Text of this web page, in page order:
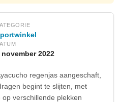
november 2022
regenjas aangeschaft,
begint te slijten, met
verschillende plekken